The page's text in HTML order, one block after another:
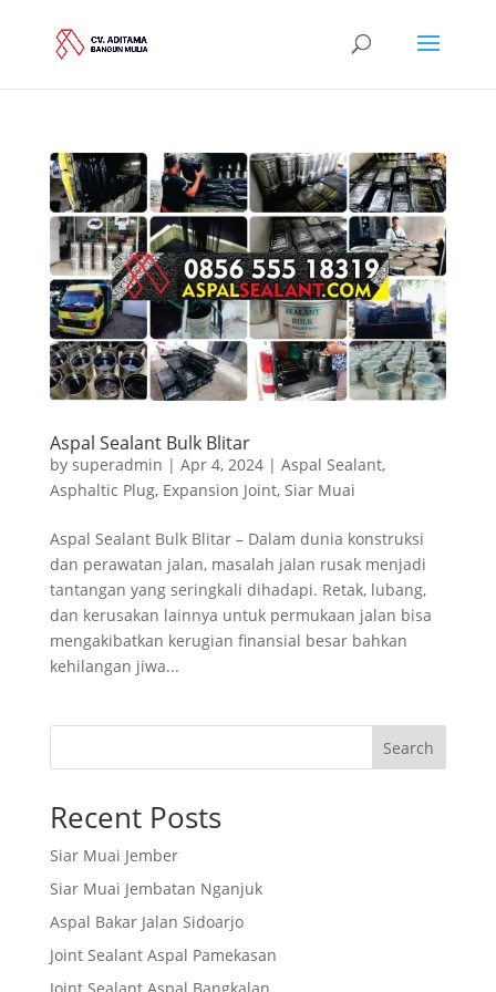
Aspal Sealant Bulk Blitar
by superadmin | Apr 4, 2024| Aspal Sealant,
Asphaltic Plug, Expansion Joint, Siar Muai
Aspal Sealant Bulk Blitar – Dalam dunia konstruksi
dan perawatan jalan, masalah jalan rusak menjadi
tantangan yang seringkali dihadapi. Retak, lubang,
dan kerusakan lainnya untuk permukaan jalan bisa
mengakibatkan kerugian finansial besar bahkan
kehilangan jiwa...
Search
Recent Posts
Siar Muai Jember
Siar Muai Jembatan Nganjuk
Aspal Bakar Jalan Sidoarjo
Joint Sealant Aspal Pamekasan